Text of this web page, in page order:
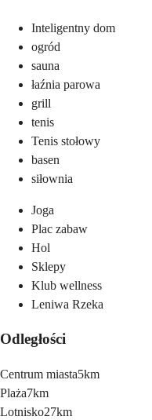
Inteligentny dom
ogród
sauna
łaźnia parowa
grill
tenis
Tenis stołowy
basen
siłownia
Joga
Plac zabaw
Hol
Sklepy
Klub wellness
Leniwa Rzeka
Odległości
Centrum miasta5km
Plaża7km
Lotnisko27km